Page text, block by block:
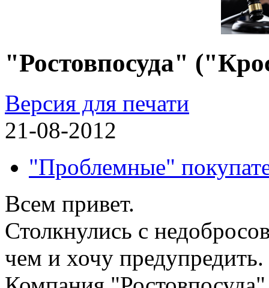
"Ростовпосуда"
Версия для печати
21-08-2012
"Проблемные"
Всем привет.
Столкнулись с
чем и хочу предупредить.